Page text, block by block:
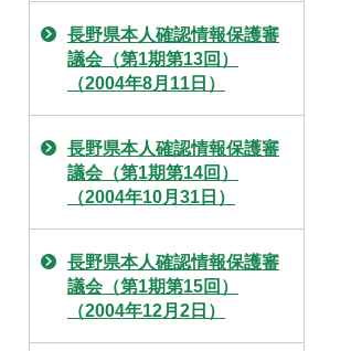
長野県本人確認情報保護審
議会（第1期第13回）
（2004年8月11日）
長野県本人確認情報保護審
議会（第1期第14回）
（2004年10月31日）
長野県本人確認情報保護審
議会（第1期第15回）
（2004年12月2日）